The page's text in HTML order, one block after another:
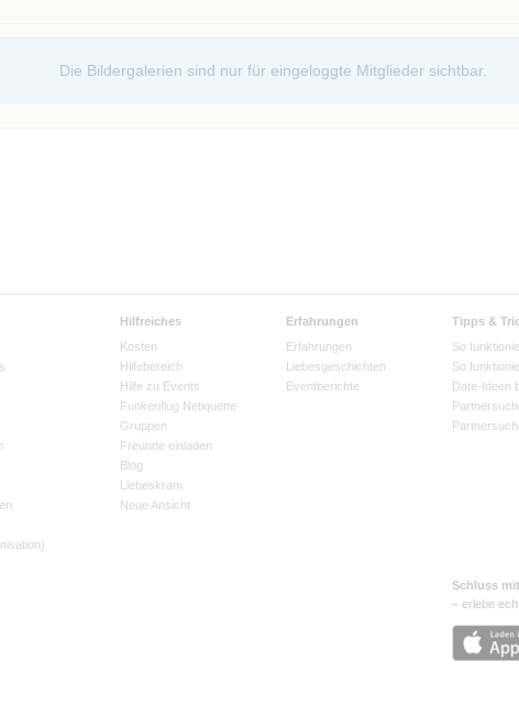
Die Bildergalerien sind nur für eingeloggte Mitglieder sichtbar.
Hilfreiches
Kosten
Hilfebereich
Hilfe zu Events
Funkenflug Netiquette
Gruppen
Freunde einladen
Blog
Liebeskram
Neue Ansicht
Erfahrungen
Erfahrungen
Liebesgeschichten
Eventberichte
Tipps &
So
So
Date-Ideen
Schluss
– erlebe